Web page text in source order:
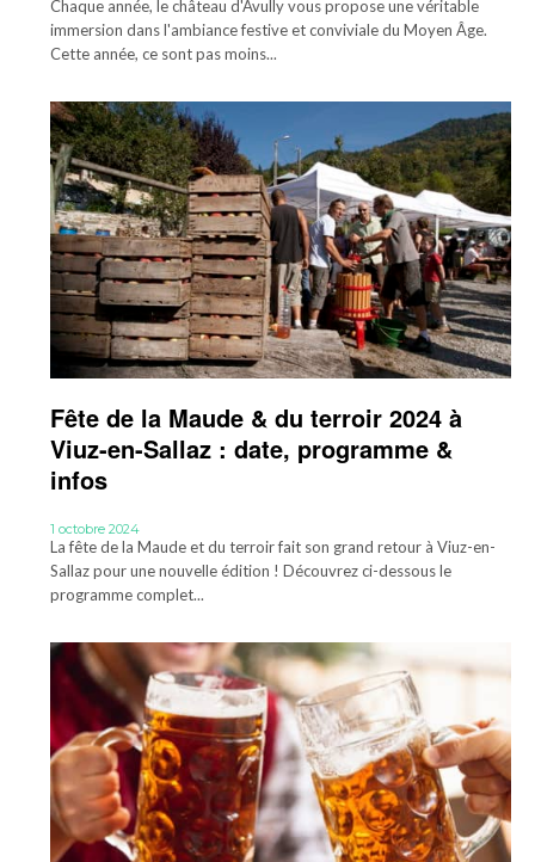
Chaque année, le château d'Avully vous propose une véritable
immersion dans l'ambiance festive et conviviale du Moyen Âge.
Cette année, ce sont pas moins...
Fête de la Maude & du terroir 2024 à
Viuz-en-Sallaz : date, programme &
infos
1 octobre 2024
La fête de la Maude et du terroir fait son grand retour à Viuz-en-
Sallaz pour une nouvelle édition ! Découvrez ci-dessous le
programme complet...